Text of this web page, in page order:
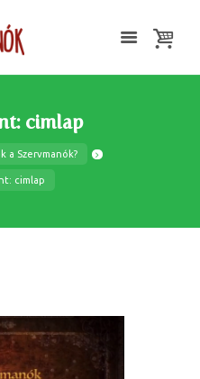
cimlap
a Szervmanók?
cimlap